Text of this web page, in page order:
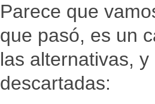
Parece que
que pasó, es un
las alternativas,
descartadas: